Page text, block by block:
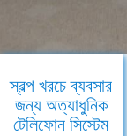
স্বল্প খরচে ব্যবসার
জন্য অত্যাধুনিক
টেলিফোন সিস্টেম